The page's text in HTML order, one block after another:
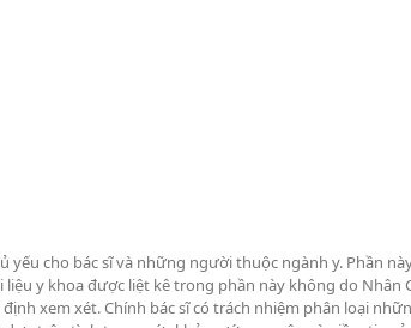
cho bác sĩ và những người thuộc ngành y. Phần
y khoa được liệt kê trong phần này không do Nhân
xem xét. Chính bác sĩ có trách nhiệm phân loại